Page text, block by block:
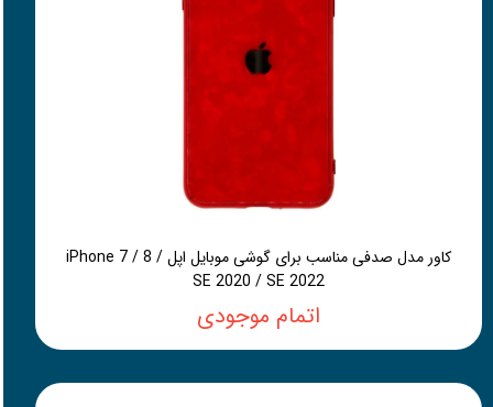
کاور مدل صدفی مناسب برای گوشی موبایل اپل iPhone 7 / 8 /
SE 2020 / SE 2022
اتمام موجودی